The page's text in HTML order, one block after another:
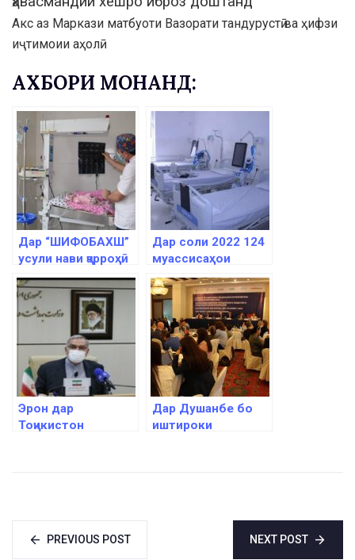
Акс аз Маркази матбуоти Вазорати тандурустӣ ва ҳифзи
иҷтимоии аҳолӣ
АХБОРИ МОНАНД:
Дар “ШИФОБАХШ”
усули нави ҷарроҳӣ
ба роҳ монда шуд
Дар соли 2022 124
муассисаҳои
тандурустӣ бунёд
шуданд
Эрон дар
Тоҷикистон
Дар Душанбе бо
иштироки
омӯзишӣ доир шуд
PREVIOUS POST NEXT POST